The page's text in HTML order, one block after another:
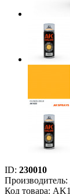
ID: 230010
Производитель:
Код товара: